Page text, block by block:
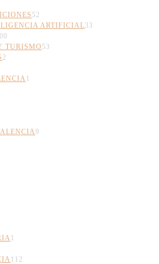
52
ARTIFICIAL33
TURISMO 53
2
1
9
1
112